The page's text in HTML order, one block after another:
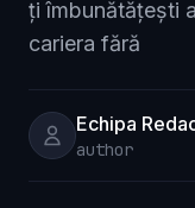
ți îmbunătățești
cariera fără
Echipa
author